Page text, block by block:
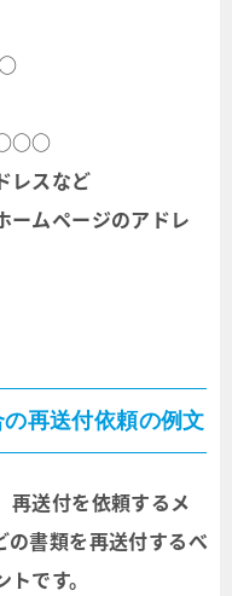
レスなど
ームページのアドレ
再送付依頼の例文
再送付を依頼するメ
の書類を再送付するべ
です。